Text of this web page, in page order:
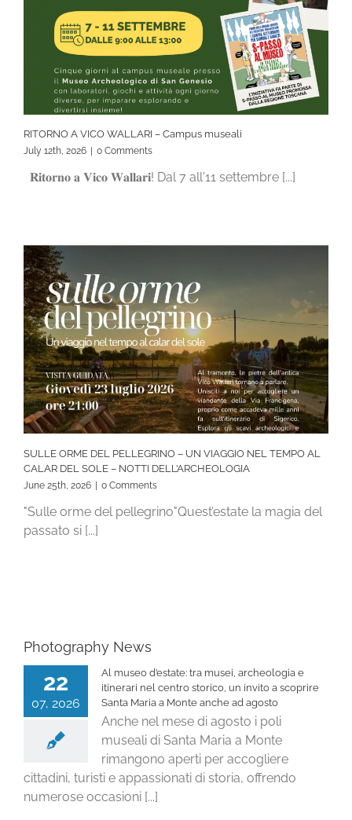
RITORNO A VICO WALLARI – Campus museali
July 12th, 2026 0 Comments
𝐑𝐢𝐭𝐨𝐫𝐧𝐨 𝐚 𝐕𝐢𝐜𝐨 𝐖𝐚𝐥𝐥𝐚𝐫𝐢! Dal 7 all'11 settembre [...]
SULLE ORME DEL PELLEGRINO – UN VIAGGIO NEL TEMPO AL
CALAR DEL SOLE – NOTTI DELL’ARCHEOLOGIA
June 25th, 2026 | 0 Comments
"Sulle orme del pellegrino"Quest’estate la magia del
passato si [...]
Photography News
22
07, 2026
Al museo d’estate: tra musei, archeologia e
itinerari nel centro storico, un invito a scoprire
Santa Maria a Monte anche ad agosto
Anche nel mese di agosto i poli
museali di Santa Maria a Monte
rimangono aperti per accogliere
cittadini, turisti e appassionati di storia, offrendo
numerose occasioni [...]